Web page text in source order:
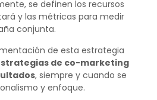
se definen los recursos
y las métricas para medir
conjunta.
de esta estrategia
de co-marketing
, siempre y cuando se
y enfoque.